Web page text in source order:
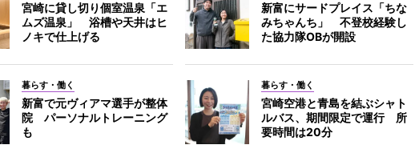
宮崎に貸し切り個室温泉「エ
ムズ温泉」 浴槽や天井はヒ
ノキで仕上げる
新富にサードプレイス「ちな
みちゃんち」 不登校経験し
た協力隊OBが開設
暮らす・働く
新富で元ヴィアマ選手が整体
院 パーソナルトレーニング
も
暮らす・働く
宮崎空港と青島を結ぶシャト
ルバス、期間限定で運行 所
要時間は20分